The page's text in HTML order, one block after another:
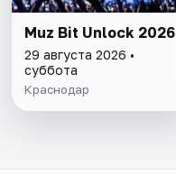
Muz Bit Unlock 2026
29 августа 2026 •
суббота
Краснодар